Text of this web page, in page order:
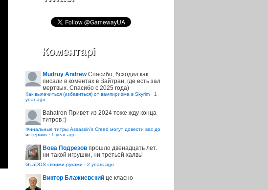
Коментарі
Mudruy Andrew Спасибо, бсходил как
писали в коментах в Вайтран, где есть зал
мертвых. Спасибо с 2025 года)
Как вылечиться (избавиться) от вампиризма в Skyrim · 1
year ago
Bahatron Привет из 2024 тоже жду конца
титров :)
Финальные титры Assassin’s Creed могут довести вас до
истерики · 1 year ago
Вова Подрезов прошло двенадцать лет.
ни такой игрушки, ни третьей халвьі
GLaDOS своими руками · 2 years ago
Виктор Блажиевский це класно